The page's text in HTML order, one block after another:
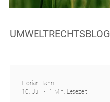
UMWELTRECHTSBLOG
Florian Hahn
10. Juli
1 Min. Lesezeit